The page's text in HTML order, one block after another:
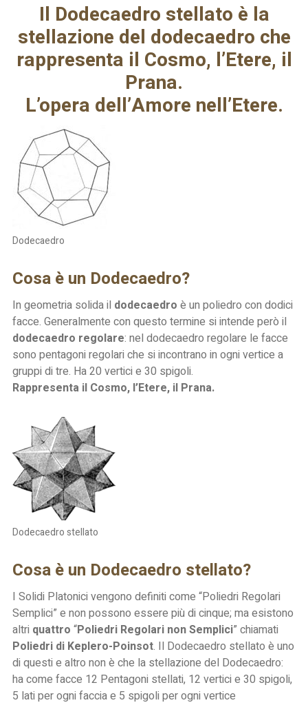
Il Dodecaedro stellato è la
stellazione del dodecaedro che
rappresenta il Cosmo, l’Etere, il
Prana.
L’opera dell’Amore nell’Etere.
Dodecaedro
Cosa è un Dodecaedro?
In geometria solida il dodecaedro è un poliedro con dodici
facce. Generalmente con questo termine si intende però il
dodecaedro regolare: nel dodecaedro regolare le facce
sono pentagoni regolari che si incontrano in ogni vertice a
gruppi di tre. Ha 20 vertici e 30 spigoli.
Rappresenta il Cosmo, l’Etere, il Prana.
Dodecaedro stellato
Cosa è un Dodecaedro stellato?
I Solidi Platonici vengono definiti come “Poliedri Regolari
Semplici” e non possono essere più di cinque; ma esistono
altri quattro “Poliedri Regolari non Semplici” chiamati
Poliedri di Keplero-Poinsot. Il Dodecaedro stellato è uno
di questi e altro non è che la stellazione del Dodecaedro:
ha come facce 12 Pentagoni stellati, 12 vertici e 30 spigoli,
5 lati per ogni faccia e 5 spigoli per ogni vertice